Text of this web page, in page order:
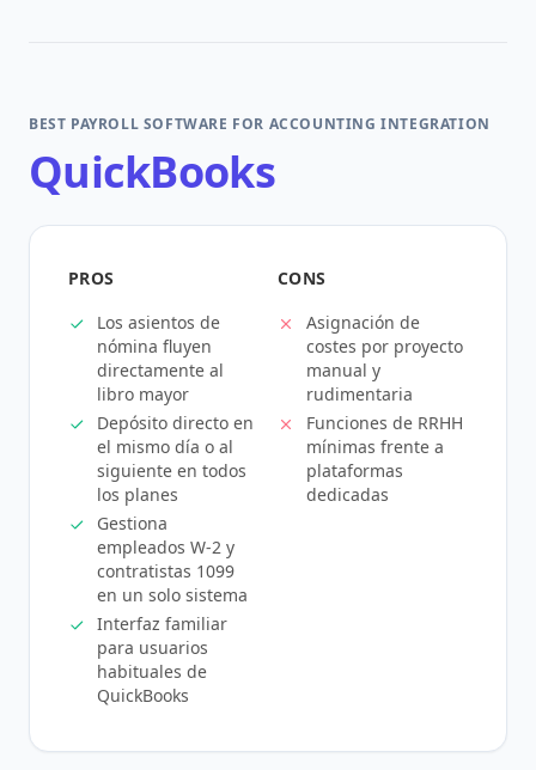
BEST PAYROLL SOFTWARE FOR ACCOUNTING INTEGRATION
QuickBooks
PROS
Los asientos de
nómina fluyen
directamente al
libro mayor
Depósito directo en
el mismo día o al
siguiente en todos
los planes
Gestiona
empleados W-2 y
contratistas 1099
en un solo sistema
Interfaz familiar
para usuarios
habituales de
QuickBooks
CONS
Asignación de
costes por proyecto
manual y
rudimentaria
Funciones de RRHH
mínimas frente a
plataformas
dedicadas